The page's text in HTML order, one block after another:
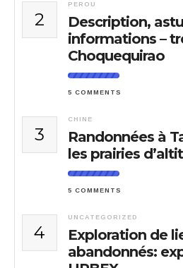
2
PEROU
Description,
informations –
Choquequirao
5 COMMENTS
3
CHINE
Randonnées à
les prairies
5 COMMENTS
4
UNCATEGORIZED
Exploration de
abandonnés: